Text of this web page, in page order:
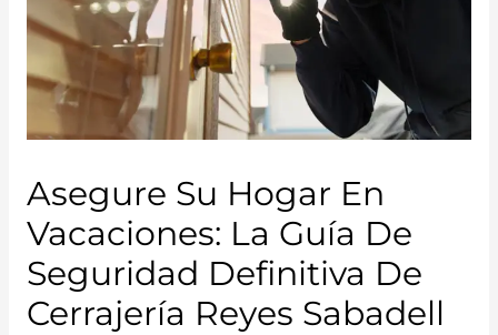
Asegure Su Hogar En
Vacaciones: La Guía De
Seguridad Definitiva De
Cerrajería Reyes Sabadell